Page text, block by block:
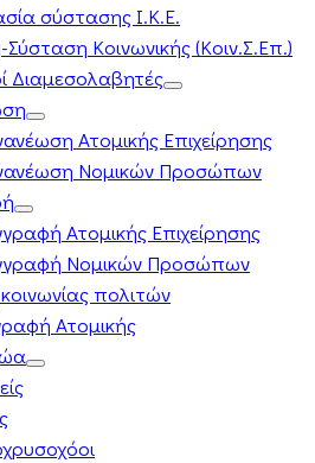
σύστασης Ι.Κ.Ε.
Κοινωνικής (Κοιν.Σ.Επ.)
Διαμεσολαβητές
Ατομικής Επιχείρησης
Νομικών Προσώπων
Ατομικής Επιχείρησης
Νομικών Προσώπων
πολιτών
Ατομικής